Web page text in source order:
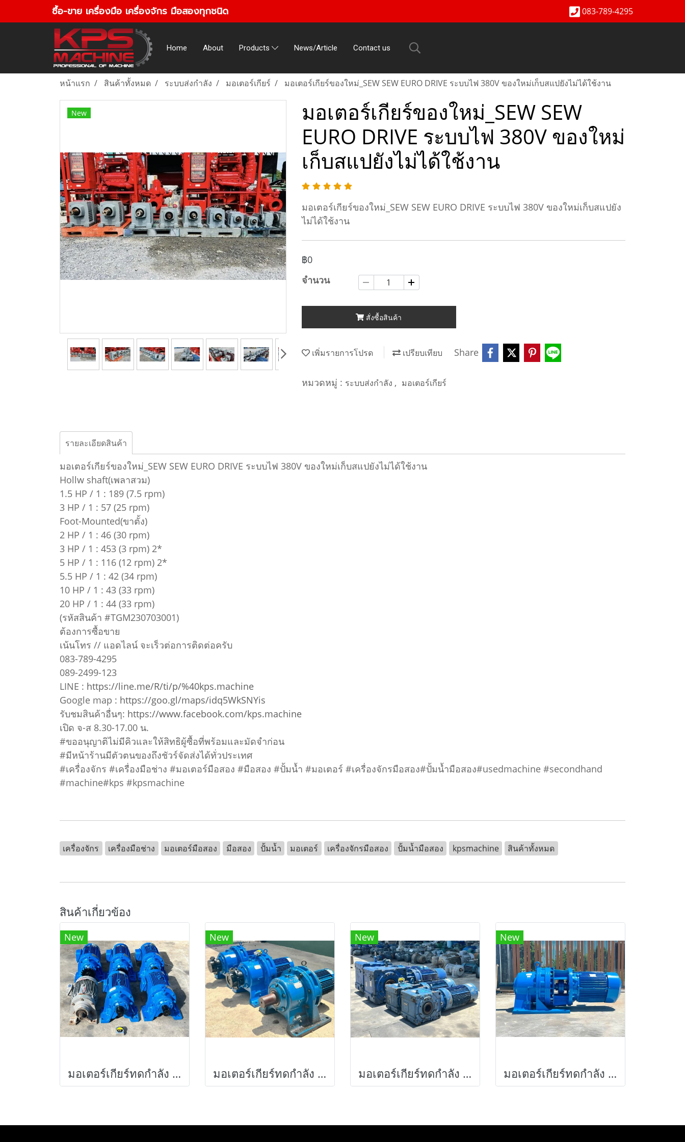
ซื้อ-ขาย เครื่องมือ เครื่องจักร มือสองทุกชนิด 083-789-4295
Home About Products News/Article Contact us
หน้าแรก สินค้าทั้งหมด ระบบส่งกำลัง มอเตอร์เกียร์ มอเตอร์เกียร์ของใหม่_SEW SEW EURO DRIVE ระบบไฟ 380V ของใหม่เก็บสแปยังไม่ได้ใช้งาน
New
มอเตอร์เกียร์ของใหม่_SEW SEW
EURO DRIVE ระบบไฟ 380V ของใหม่
เก็บสแปยังไม่ได้ใช้งาน
มอเตอร์เกียร์ของใหม่_SEW SEW EURO DRIVE ระบบไฟ 380V ของใหม่เก็บสแปยัง
ไม่ได้ใช้งาน
฿0
จำนวน
สั่งซื้อสินค้า
เพิ่มรายการโปรด เปรียบเทียบ Share
หมวดหมู่ : ระบบส่งกำลัง , มอเตอร์เกียร์
รายละเอียดสินค้า
มอเตอร์เกียร์ของใหม่_SEW SEW EURO DRIVE ระบบไฟ 380V ของใหม่เก็บสแปยังไม่ได้ใช้งาน
Hollw shaft(เพลาสวม)
1.5 HP / 1 : 189 (7.5 rpm)
3 HP / 1 : 57 (25 rpm)
Foot-Mounted(ขาตั้ง)
2 HP / 1 : 46 (30 rpm)
3 HP / 1 : 453 (3 rpm) 2*
5 HP / 1 : 116 (12 rpm) 2*
5.5 HP / 1 : 42 (34 rpm)
10 HP / 1 : 43 (33 rpm)
20 HP / 1 : 44 (33 rpm)
(รหัสสินค้า #TGM230703001)
ต้องการซื้อขาย
เน้นโทร // แอดไลน์ จะเร็วต่อการติดต่อครับ
083-789-4295
089-2499-123
LINE : https://line.me/R/ti/p/%40kps.machine
Google map : https://goo.gl/maps/idq5WkSNYis
รับชมสินค้าอื่นๆ: https://www.facebook.com/kps.machine
เปิด จ-ส 8.30-17.00 น.
#ขออนุญาติไม่มีคิวและให้สิทธิผู้ซื้อที่พร้อมและมัดจำก่อน
#มีหน้าร้านมีตัวตนของถึงชัวร์จัดส่งได้ทั่วประเทศ
#เครื่องจักร #เครื่องมือช่าง #มอเตอร์มือสอง #มือสอง #ปั้มน้ำ #มอเตอร์ #เครื่องจักรมือสอง#ปั้มน้ำมือสอง#usedmachine #secondhand
#machine#kps #kpsmachine
เครื่องจักร เครื่องมือช่าง มอเตอร์มือสอง มือสอง ปั้มน้ำ มอเตอร์ เครื่องจักรมือสอง ปั้มน้ำมือสอง kpsmachine สินค้าทั้งหมด
สินค้าเกี่ยวข้อง
New
มอเตอร์เกียร์ทดกำลัง SUMITOMO JAPAN ขนาด 5 HP 380V สภาพสวยพร้อมใช้ เข้ามา 7 ตัว
New
มอเตอร์เกียร์ทดกำลัง SUMITOMO JAPAN ขนาด 5 HP อัตราทด 1 : 87 ( 17 rpm ) 380V เข้ามา 3 ตัว
New
มอเตอร์เกียร์ทดกำลัง SUMITOMO JAPANขนาด 7.5 HP (ทรงเพลาทะลุ) 380V รุ่นพิเศษมีเบรคในตัว เข้ามา 2 คู่ 4 ตัว
New
มอเตอร์เกียร์ทดกำลัง SUMITOMO JAPAN ขนาด 60 HP อัตราทด 1 : 43 ( 22 rpm ) 380V รุ่นใหญ่งานหนัก Heavy Deuty